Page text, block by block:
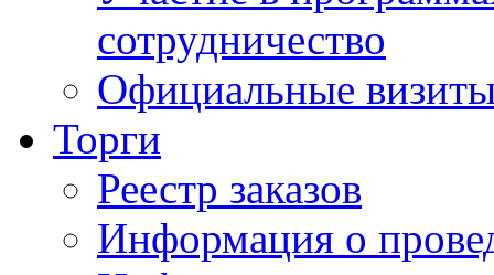
сотрудничество
Официальные
Торги
Реестр заказов
Информация о